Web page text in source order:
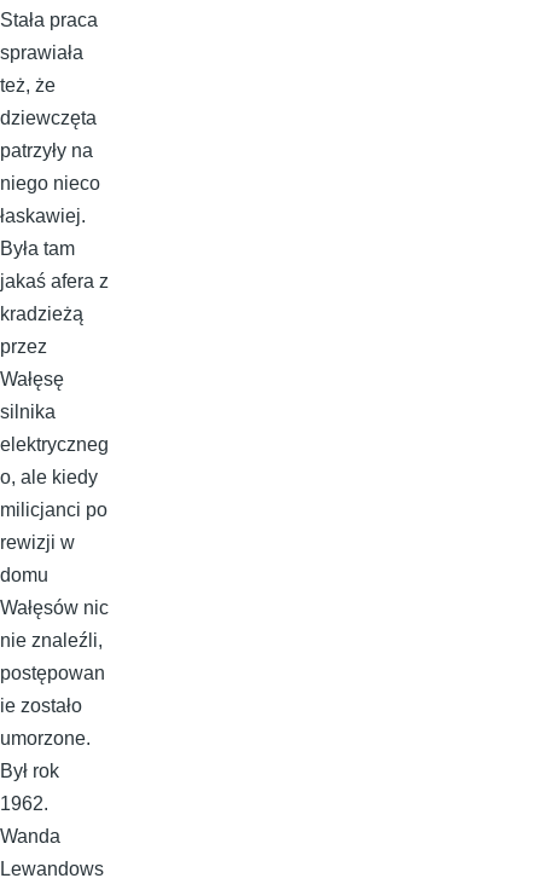
Stała praca
sprawiała
też, że
dziewczęta
patrzyły na
niego nieco
łaskawiej.
Była tam
jakaś afera z
kradzieżą
przez
Wałęsę
silnika
elektryczneg
o, ale kiedy
milicjanci po
rewizji w
domu
Wałęsów nic
nie znaleźli,
postępowan
ie zostało
umorzone.
Był rok
1962.
Wanda
Lewandows